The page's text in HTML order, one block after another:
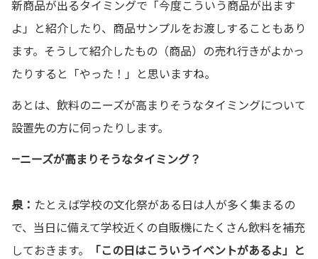
新商品が出るタイミングで「今度こういう商品が出ます
よ」と紹介したり、商品サンプルをお渡しすることもあり
ます。そうして紹介したもの（商品）の売れ行きがよかっ
たりすると「やった！」と思いますね。
あとは、飲料のニーズが高まりそうなタイミングについて
設置先の方に伺ったりします。
—ニーズが高まりそうなタイミング？
泉： たとえば学校の文化祭がある日は人が多く集まるの
で、当日に備えて学校近くの自販機にたくさん飲料を補充
しておきます。
「この日はこういうイベントがあるよ」と